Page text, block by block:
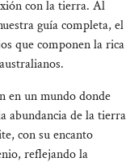
con la tierra. Al
guía completa, el
que componen la rica
en un mundo donde
abundancia de la tierra
con su encanto
reflejando la